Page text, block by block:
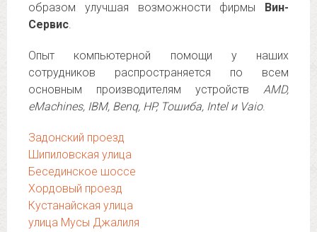
образом улучшая возможности фирмы Вин-
Сервис.
Опыт компьютерной помощи у наших
сотрудников распространяется по всем
основным производителям устройств AMD,
eMachines, IBM, Benq, HP, Тошиба, Intel и Vaio.
Задонский проезд
Шипиловская улица
Бесединское шоссе
Хордовый проезд
Кустанайская улица
улица Мусы Джалиля